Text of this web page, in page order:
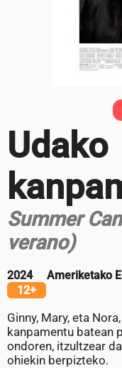
Udako
Summer
verano)
2024 Ameriketako
12+
Ginny, Mary, eta
kanpamentu batean
ondoren, itzultzear
ohiekin berpizteko.